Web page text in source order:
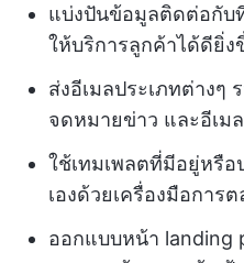
แบ่งปันข้อมูลติดต่อกับ
ให้บริการลูกค้าได้ดียิ่ง
ส่งอีเมลประเภทต่างๆ
จดหมายข่าว และอีเม
ใช้เทมเพลตที่มีอยู่หรื
เองด้วยเครื่องมือการ
ออกแบบหน้า landing